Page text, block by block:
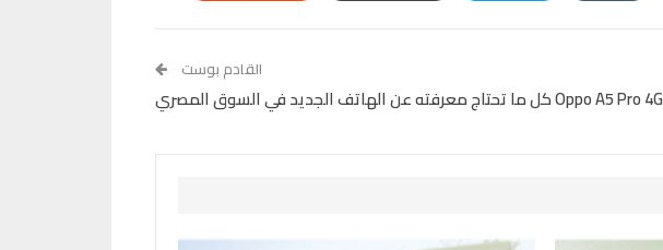
القادم بوست
Oppo A5 Pro 4G كل ما تحتاج معرفته عن الهاتف الجديد في السوق المصري